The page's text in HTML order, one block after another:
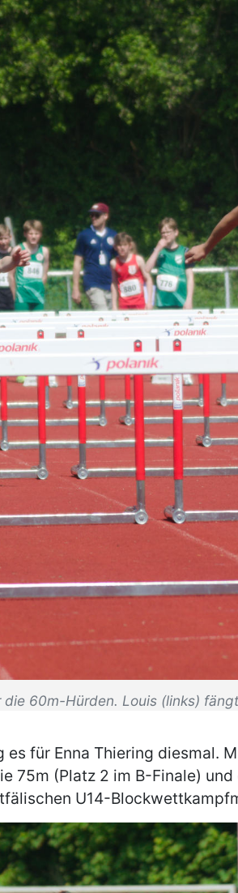
60m-Hürden. Louis (links)
es für Enna Thiering diesmal.
75m (Platz 2 im B-Finale)
U14-